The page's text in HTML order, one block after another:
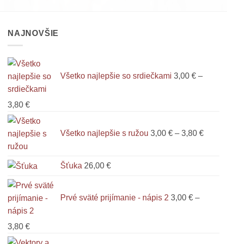
NAJNOVŠIE
Všetko najlepšie so srdiečkami 3,00 € –
3,80 €Price
range:
3,00 €
Všetko najlepšie s ružou 3,00 € – 3,80 €range:
Šťuka 26,00 €
Prvé sväté prijímanie - nápis 2 3,00 € –
3,80 €Price
range: